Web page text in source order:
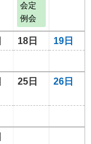
会定
例会
18日 19日
25日 26日